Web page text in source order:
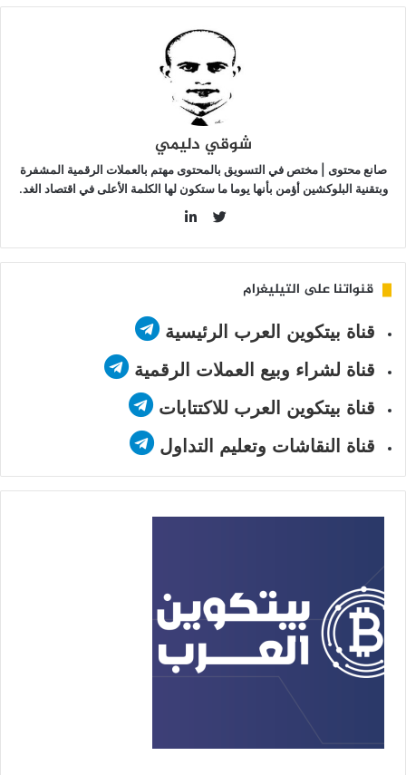
سعر البيتكوين يتماسك بعد بيانات وظائف أمريكية
ضعيفة تقلص احتمالات رفع الفائدة في شهر
العملات
شوقي دليمي
صانع محتوى | مختص في التسويق بالمحتوى مهتم بالعملات الرقمية المشفرة
وبتقنية البلوكشين أؤمن بأنها يوما ما ستكون لها الكلمة الأعلى في اقتصاد الغد.
قنواتنا على التيليغرام
قناة بيتكوين العرب الرئيسية
قناة لشراء وبيع العملات الرقمية
قناة بيتكوين العرب للاكتتابات
قناة النقاشات وتعليم التداول